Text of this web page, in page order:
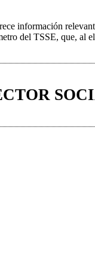
información
del TSSE, que, al